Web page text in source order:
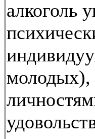
алкоголь
молодых),